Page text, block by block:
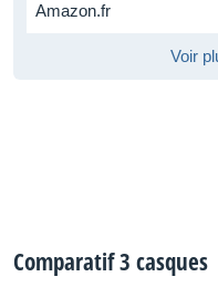
Amazon.fr
Voir
Comparatif 3 casques